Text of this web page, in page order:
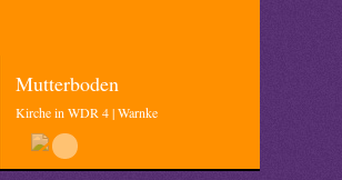
Mutterboden
Kirche in WDR 4 | Warnke